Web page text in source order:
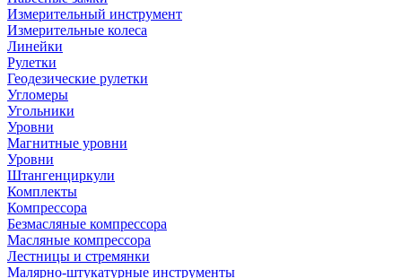
Измерительный инструмент
Измерительные колеса
Линейки
Рулетки
Геодезические рулетки
Угломеры
Угольники
Уровни
Магнитные уровни
Уровни
Штангенциркули
Комплекты
Компрессора
Безмасляные компрессора
Масляные компрессора
Лестницы и стремянки
Малярно-штукатурные инструменты